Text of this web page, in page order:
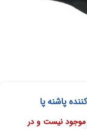
پاشنه پا
موجود نیست و در